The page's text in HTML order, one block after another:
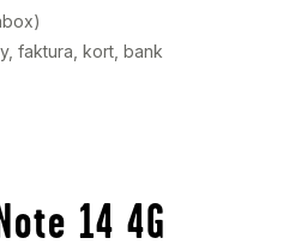
faktura, kort, bank
14 4G